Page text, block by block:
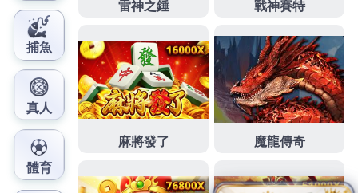
鳳梨娛樂城官網
台中減重小資女用台北月子中
心推薦希望宜蘭民宿